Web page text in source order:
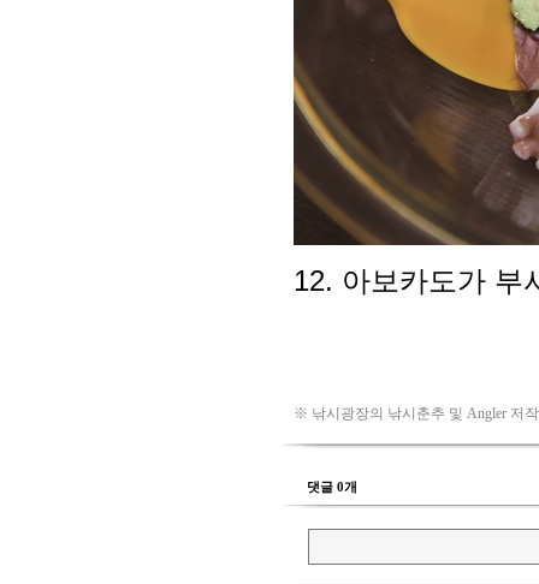
※ 낚시광장의 낚시춘추 및 Angler 저
댓글 0개